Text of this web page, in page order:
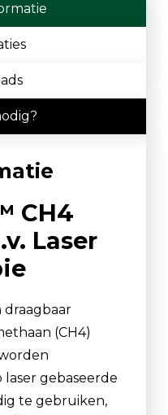
CH4
Laser
draagbaar
(CH4)
gebaseerde
te gebruiken,